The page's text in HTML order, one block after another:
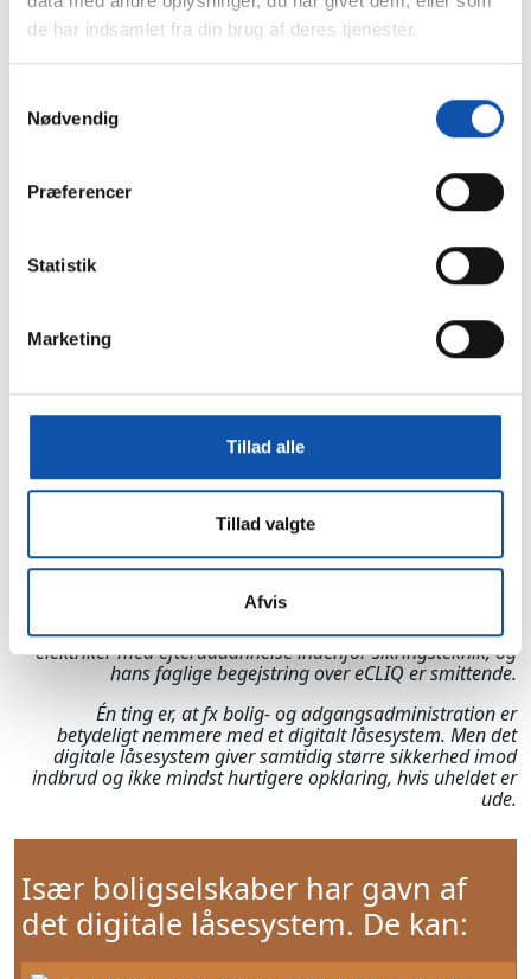
de har indsamlet fra din brug af deres tjenester.
Nødvendig
Præferencer
Statistik
Marketing
Tillad alle
Tillad valgte
Afvis
indendørs.
.
På billederne ses vores kollega, Alex Rønhøj Andersen, med
en leverance af det digitale låsesystem eCLIQ og dets
programmérbare nøgler og elektroniske låsecylindre.Alex er
elektriker med efteruddannelse indenfor sikringsteknik, og
hans faglige begejstring over eCLIQ er smittende.
Én ting er, at fx bolig- og adgangsadministration er
betydeligt nemmere med et digitalt låsesystem. Men det
digitale låsesystem giver samtidig større sikkerhed imod
indbrud og ikke mindst hurtigere opklaring, hvis uheldet er
ude.
Især boligselskaber har gavn af
det digitale låsesystem. De kan: